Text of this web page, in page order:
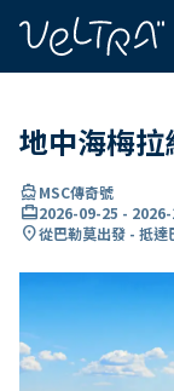
地中海梅
directions_boatMSC傳奇號
card_travel2026-09-25 -
location_on從巴勒莫出發 - 抵達